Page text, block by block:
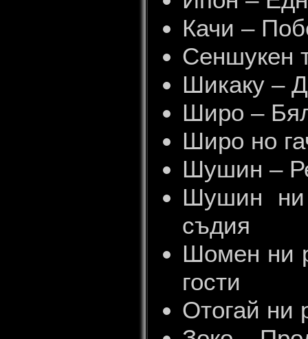
Качи –
Сеншукен
Шикаку –
Широ –
Широ но
Шушин –
Шушин ни
съдия
Шомен ни
гости
Отогай ни